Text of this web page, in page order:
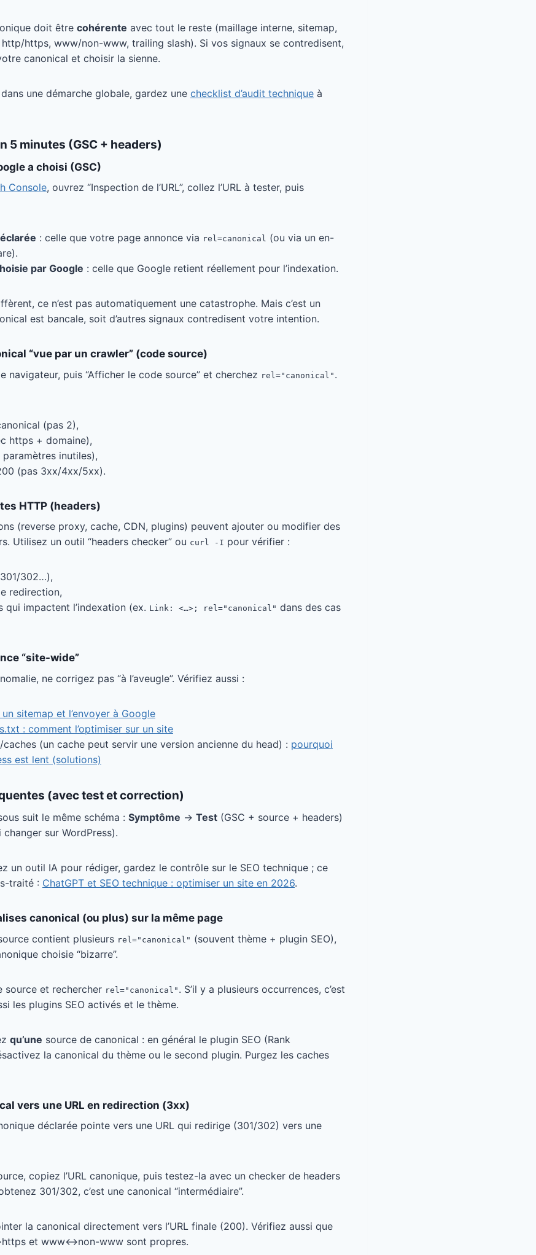
doit être cohérente avec tout le reste (maillage interne, sitemap,
https, www/non-www, trailing slash). Si vos signaux se contredisent,
canonical et choisir la sienne.
une démarche globale, gardez une checklist d’audit technique à
5 minutes (GSC + headers)
a choisi (GSC)
Console, ouvrez “Inspection de l’URL”, collez l’URL à tester, puis
: celle que votre page annonce via rel=canonical (ou via un en-
par Google : celle que Google retient réellement pour l’indexation.
ce n’est pas automatiquement une catastrophe. Mais c’est un
est bancale, soit d’autres signaux contredisent votre intention.
“vue par un crawler” (code source)
navigateur, puis “Afficher le code source” et cherchez rel="canonical" .
(pas 2),
https + domaine),
inutiles),
(pas 3xx/4xx/5xx).
HTTP (headers)
(reverse proxy, cache, CDN, plugins) peuvent ajouter ou modifier des
Utilisez un outil “headers checker” ou curl -I pour vérifier :
302…),
redirection,
qui impactent l’indexation (ex. Link: <…>; rel="canonical" dans des cas
“site-wide”
ne corrigez pas “à l’aveugle”. Vérifiez aussi :
sitemap et l’envoyer à Google
: comment l’optimiser sur un site
(un cache peut servir une version ancienne du head) : pourquoi
est lent (solutions)
(avec test et correction)
suit le même schéma : Symptôme → Test (GSC + source + headers)
changer sur WordPress).
un outil IA pour rédiger, gardez le contrôle sur le SEO technique ; ce
traité : ChatGPT et SEO technique : optimiser un site en 2026.
canonical (ou plus) sur la même page
contient plusieurs rel="canonical" (souvent thème + plugin SEO),
choisie “bizarre”.
source et rechercher rel="canonical" . S’il y a plusieurs occurrences, c’est
les plugins SEO activés et le thème.
qu’une source de canonical : en général le plugin SEO (Rank
la canonical du thème ou le second plugin. Purgez les caches
vers une URL en redirection (3xx)
déclarée pointe vers une URL qui redirige (301/302) vers une
copiez l’URL canonique, puis testez-la avec un checker de headers
301/302, c’est une canonical “intermédiaire”.
la canonical directement vers l’URL finale (200). Vérifiez aussi que
et www↔non-www sont propres.